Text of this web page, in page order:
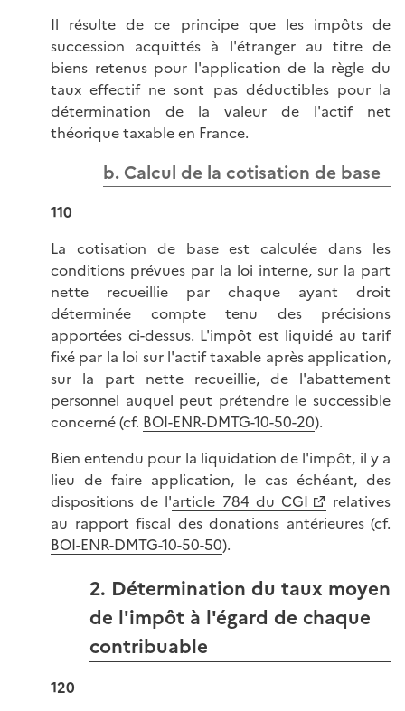
Il résulte de ce principe que les impôts de
succession acquittés à l'étranger au titre de
biens retenus pour l'application de la règle du
taux effectif ne sont pas déductibles pour la
détermination de la valeur de l'actif net
théorique taxable en France.
b. Calcul de la cotisation de base
110
La cotisation de base est calculée dans les
conditions prévues par la loi interne, sur la part
nette recueillie par chaque ayant droit
déterminée compte tenu des précisions
apportées ci-dessus. L'impôt est liquidé au tarif
fixé par la loi sur l'actif taxable après application,
sur la part nette recueillie, de l'abattement
personnel auquel peut prétendre le successible
concerné (cf. BOI-ENR-DMTG-10-50-20).
Bien entendu pour la liquidation de l'impôt, il y a
lieu de faire application, le cas échéant, des
dispositions de l'article 784 du CGI
relatives
au rapport fiscal des donations antérieures (cf.
BOI-ENR-DMTG-10-50-50).
2. Détermination du taux moyen
de l'impôt à l'égard de chaque
contribuable
120